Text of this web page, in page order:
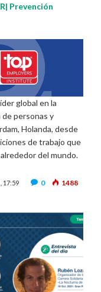
Prevención
global en la
personas y
Holanda, desde
de trabajo que
del mundo.
17:59 0 1488